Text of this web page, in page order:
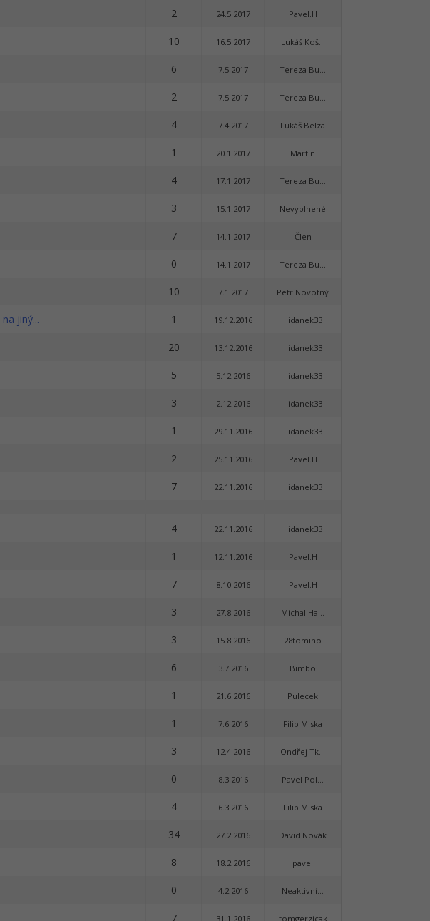
2 24.5.2017 Pavel.H
10 16.5.2017 Lukáš Koš...
6 7.5.2017 Tereza Bu...
2 7.5.2017 Tereza Bu...
4 7.4.2017 Lukáš Belza
1 20.1.2017 Martin
4 17.1.2017 Tereza Bu...
3 15.1.2017 Nevyplnené
7 14.1.2017 Člen
0 14.1.2017 Tereza Bu...
10 7.1.2017 Petr Novotný
jiný... 1 19.12.2016 Ilidanek33
20 13.12.2016 Ilidanek33
5 5.12.2016 Ilidanek33
3 2.12.2016 Ilidanek33
1 29.11.2016 Ilidanek33
2 25.11.2016 Pavel.H
7 22.11.2016 Ilidanek33
4 22.11.2016 Ilidanek33
1 12.11.2016 Pavel.H
7 8.10.2016 Pavel.H
3 27.8.2016 Michal Ha...
3 15.8.2016 28tomino
6 3.7.2016 Bimbo
1 21.6.2016 Pulecek
1 7.6.2016 Filip Miska
3 12.4.2016 Ondřej Tk...
0 8.3.2016 Pavel Pol...
4 6.3.2016 Filip Miska
34 27.2.2016 David Novák
8 18.2.2016 pavel
0 4.2.2016 Neaktivní...
7 31.1.2016 tomgerzicak